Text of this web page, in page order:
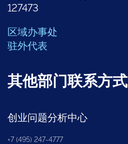
127473
区域办事处
驻外代表
其他部门联系方式
创业问题分析中心
+7 (495) 247-4777